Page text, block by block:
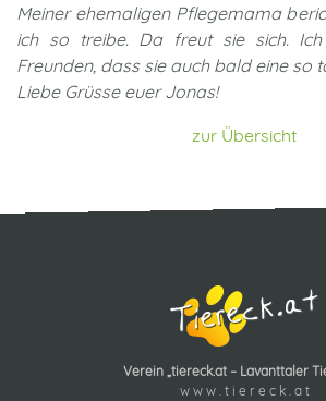
Meiner ehemaligen Pflegemama
ich so treibe. Da freut sie sich. Ich
Freunden, dass sie auch bald eine so
Liebe Grüsse euer Jonas!
zur Übersicht
Verein „tiereck.at – Lavanttaler
w w w . t i e r e c k . a t